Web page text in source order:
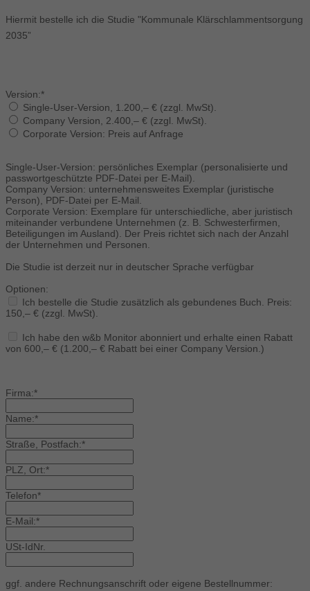
Hiermit bestelle ich die Studie "Kommunale Klärschlammentsorgung
2035”
Version:*
Single-User-Version, 1.200,– € (zzgl. MwSt).
Company Version, 2.400,– € (zzgl. MwSt).
Corporate Version: Preis auf Anfrage
Single-User-Version: persönliches Exemplar (personalisierte und
passwortgeschützte PDF-Datei per E-Mail).
Company Version: unternehmensweites Exemplar (juristische
Person), PDF-Datei per E-Mail.
Corporate Version: Exemplare für unterschiedliche, aber juristisch
miteinander verbundene Unternehmen (z. B. Schwesterfirmen,
Beteiligungen im Ausland). Der Preis richtet sich nach der Anzahl
der Unternehmen und Personen.
Die Studie ist derzeit nur in deutscher Sprache verfügbar
Optionen:
Ich bestelle die Studie zusätzlich als gebundenes Buch. Preis:
150,– € (zzgl. MwSt).
Ich habe den w&b Monitor abonniert und erhalte einen Rabatt
von 600,– € (1.200,– € Rabatt bei einer Company Version.)
Firma:*
Name:*
Straße, Postfach:*
PLZ, Ort:*
Telefon*
E-Mail:*
USt-IdNr.
ggf. andere Rechnungsanschrift oder eigene Bestellnummer: